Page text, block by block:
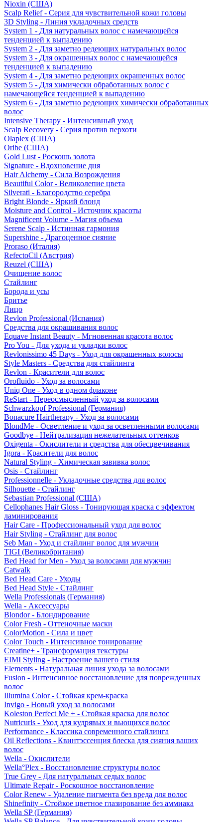
Nioxin (США)
Scalp Relief - Серия для чувствительной кожи головы
3D Styling - Линия укладочных средств
System 1 - Для натуральных волос с намечающейся
тенденцией к выпадению
System 2 - Для заметно редеющих натуральных волос
System 3 - Для окрашенных волос с намечающейся
тенденцией к выпадению
System 4 - Для заметно редеющих окрашенных волос
System 5 - Для химически обработанных волос с
намечающейся тенденцией к выпадению
System 6 - Для заметно редеющих химически обработанных
волос
Intensive Therapy - Интенсивный уход
Scalp Recovery - Серия против перхоти
Olaplex (США)
Oribe (США)
Gold Lust - Роскошь золота
Signature - Вдохновение дня
Hair Alchemy - Сила Возрождения
Beautiful Color - Великолепие цвета
Silverati - Благородство серебра
Bright Blonde - Яркий блонд
Moisture and Control - Источник красоты
Magnificent Volume - Магия объема
Serene Scalp - Истинная гармония
Supershine - Драгоценное сияние
Proraso (Италия)
RefectoCil (Австрия)
Reuzel (США)
Очищение волос
Стайлинг
Борода и усы
Бритье
Лицо
Revlon Professional (Испания)
Средства для окрашивания волос
Equave Instant Beauty - Мгновенная красота волос
Pro You - Для ухода и укладки волос
Revlonissimo 45 Days - Уход для окрашенных волосы
Style Masters - Средства для стайлинга
Revlon - Красители для волос
Orofluido - Уход за волосами
Uniq One - Уход в одном флаконе
ReStart - Переосмысленный уход за волосами
Schwarzkopf Professional (Германия)
Bonacure Hairtherapy - Уход за волосами
BlondMe - Осветление и уход за осветленными волосами
Goodbye - Нейтрализация нежелательных оттенков
Oxigenta - Окислители и средства для обесцвечивания
Igora - Красители для волос
Natural Styling - Химическая завивка волос
Osis - Стайлинг
Professionnelle - Укладочные средства для волос
Silhouette - Стайлинг
Sebastian Professional (США)
Cellophanes Hair Gloss - Тонирующая краска с эффектом
ламинирования
Hair Care - Профессиональный уход для волос
Hair Styling - Стайлинг для волос
Seb Man - Уход и стайлинг волос для мужчин
TIGI (Великобритания)
Bed Head for Men - Уход за волосами для мужчин
Catwalk
Bed Head Care - Уходы
Bed Head Style - Стайлинг
Wella Professionals (Германия)
Wella - Аксессуары
Blondor - Блондирование
Color Fresh - Оттеночные маски
ColorMotion - Сила и цвет
Color Touch - Интенсивное тонирование
Creatine+ - Трансформация текстуры
EIMI Styling - Настроение вашего стиля
Elements - Натуральная линия ухода за волосами
Fusion - Интенсивное восстановление для поврежденных
волос
Illumina Color - Стойкая крем-краска
Invigo - Новый уход за волосами
Koleston Perfect Me + - Стойкая краска для волос
Nutricurls - Уход для кудрявых и вьющихся волос
Performance - Классика современного стайлинга
Oil Reflections - Квинтэссенция блеска для сияния ваших
волос
Wella - Окислители
Wella°Plex - Восстановление структуры волос
True Grey - Для натуральных седых волос
Ultimate Repair - Роскошное восстановление
Color Renew - Удаление пигмента без вреда для волос
Shinefinity - Стойкое цветное глазирование без аммиака
Wella SP (Германия)